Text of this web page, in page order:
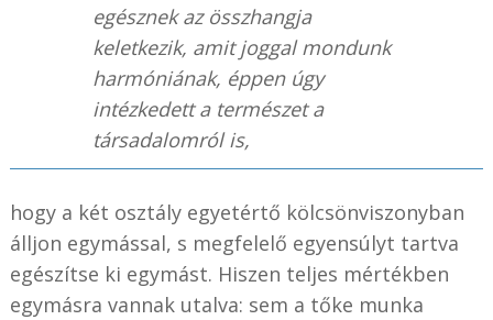
egésznek az összhangja
keletkezik, amit joggal mondunk
harmóniának, éppen úgy
intézkedett a természet a
társadalomról is,
hogy a két osztály egyetértő kölcsönviszonyban
álljon egymással, s megfelelő egyensúlyt tartva
egészítse ki egymást. Hiszen teljes mértékben
egymásra vannak utalva: sem a tőke munka